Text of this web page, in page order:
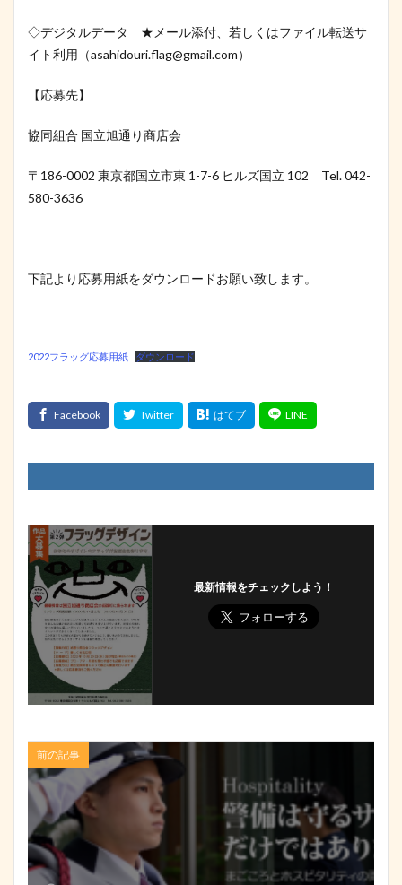
◇デジタルデータ ★メール添付、若しくはファイル転送サ
イト利用（asahidouri.flag@gmail.com）
【応募先】
協同組合 国立旭通り商店会
〒186-0002 東京都国立市東 1-7-6 ヒルズ国立 102 Tel. 042-
580-3636
下記より応募用紙をダウンロードお願い致します。
2022フラッグ応募用紙 ダウンロード
最新情報をチェックしよう！
前の記事